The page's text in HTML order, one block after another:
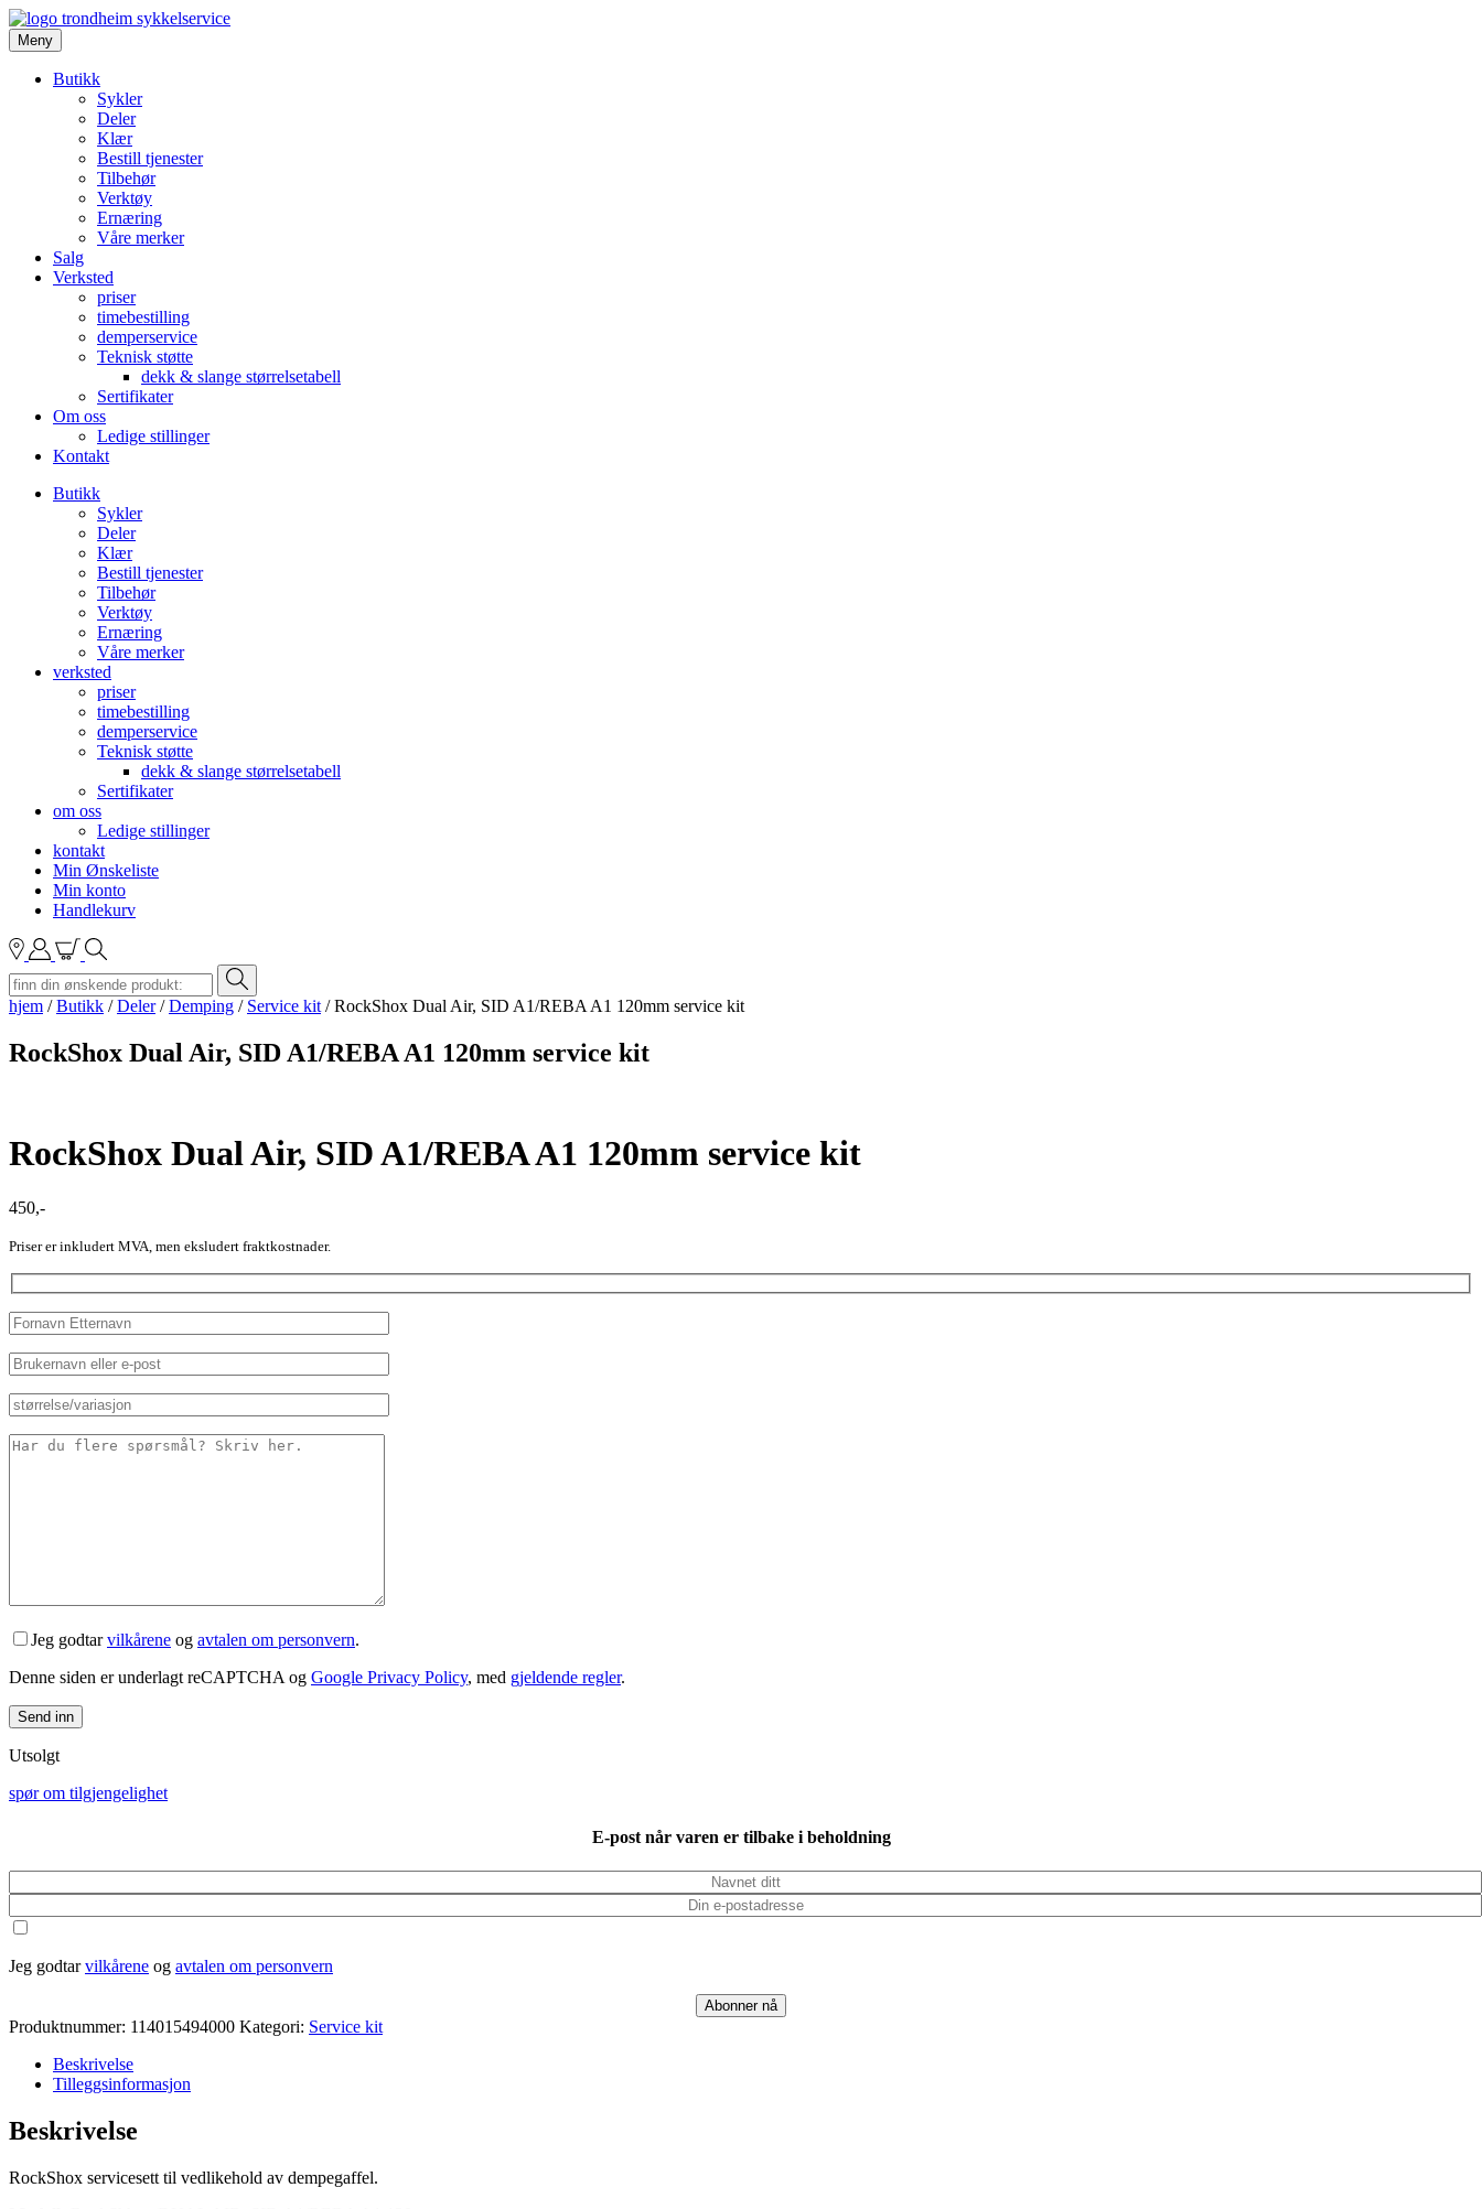
Meny
Butikk
Sykler
Deler
Klær
Bestill tjenester
Tilbehør
Verktøy
Ernæring
Våre merker
Salg
Verksted
priser
timebestilling
demperservice
Teknisk støtte
dekk & slange størrelsetabell
Sertifikater
Om oss
Ledige stillinger
Kontakt
Butikk
Sykler
Deler
Klær
Bestill tjenester
Tilbehør
Verktøy
Ernæring
Våre merker
verksted
priser
timebestilling
demperservice
Teknisk støtte
dekk & slange størrelsetabell
Sertifikater
om oss
Ledige stillinger
kontakt
Min Ønskeliste
Min konto
Handlekurv
hjem /Butikk /Deler/Demping / Service kit /RockShox Dual Air, SID A1/REBA A1 120mm service kit
RockShox Dual Air, SID A1/REBA A1 120mm service kit
RockShox Dual Air, SID A1/REBA A1 120mm service kit
450,-
Priser er inkludert MVA, men eksludert fraktkostnader.
Jeg godtarvilkårene og avtalen om personvern.
Denne siden er underlagt reCAPTCHA og Google Privacy Policy, med gjeldende regler.
Utsolgt
spør om tilgjengelighet
E-post når varen er tilbake i beholdning
Jeg godtarvilkårene og avtalen om personvern
Abonner nå
Produktnummer: 114015494000 Kategori: Service kit
Beskrivelse
Tilleggsinformasjon
Beskrivelse
RockShox servicesett til vedlikehold av dempegaffel.